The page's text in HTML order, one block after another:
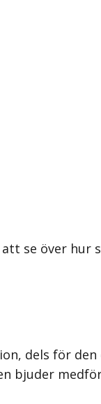
se över
dels för
bjuder